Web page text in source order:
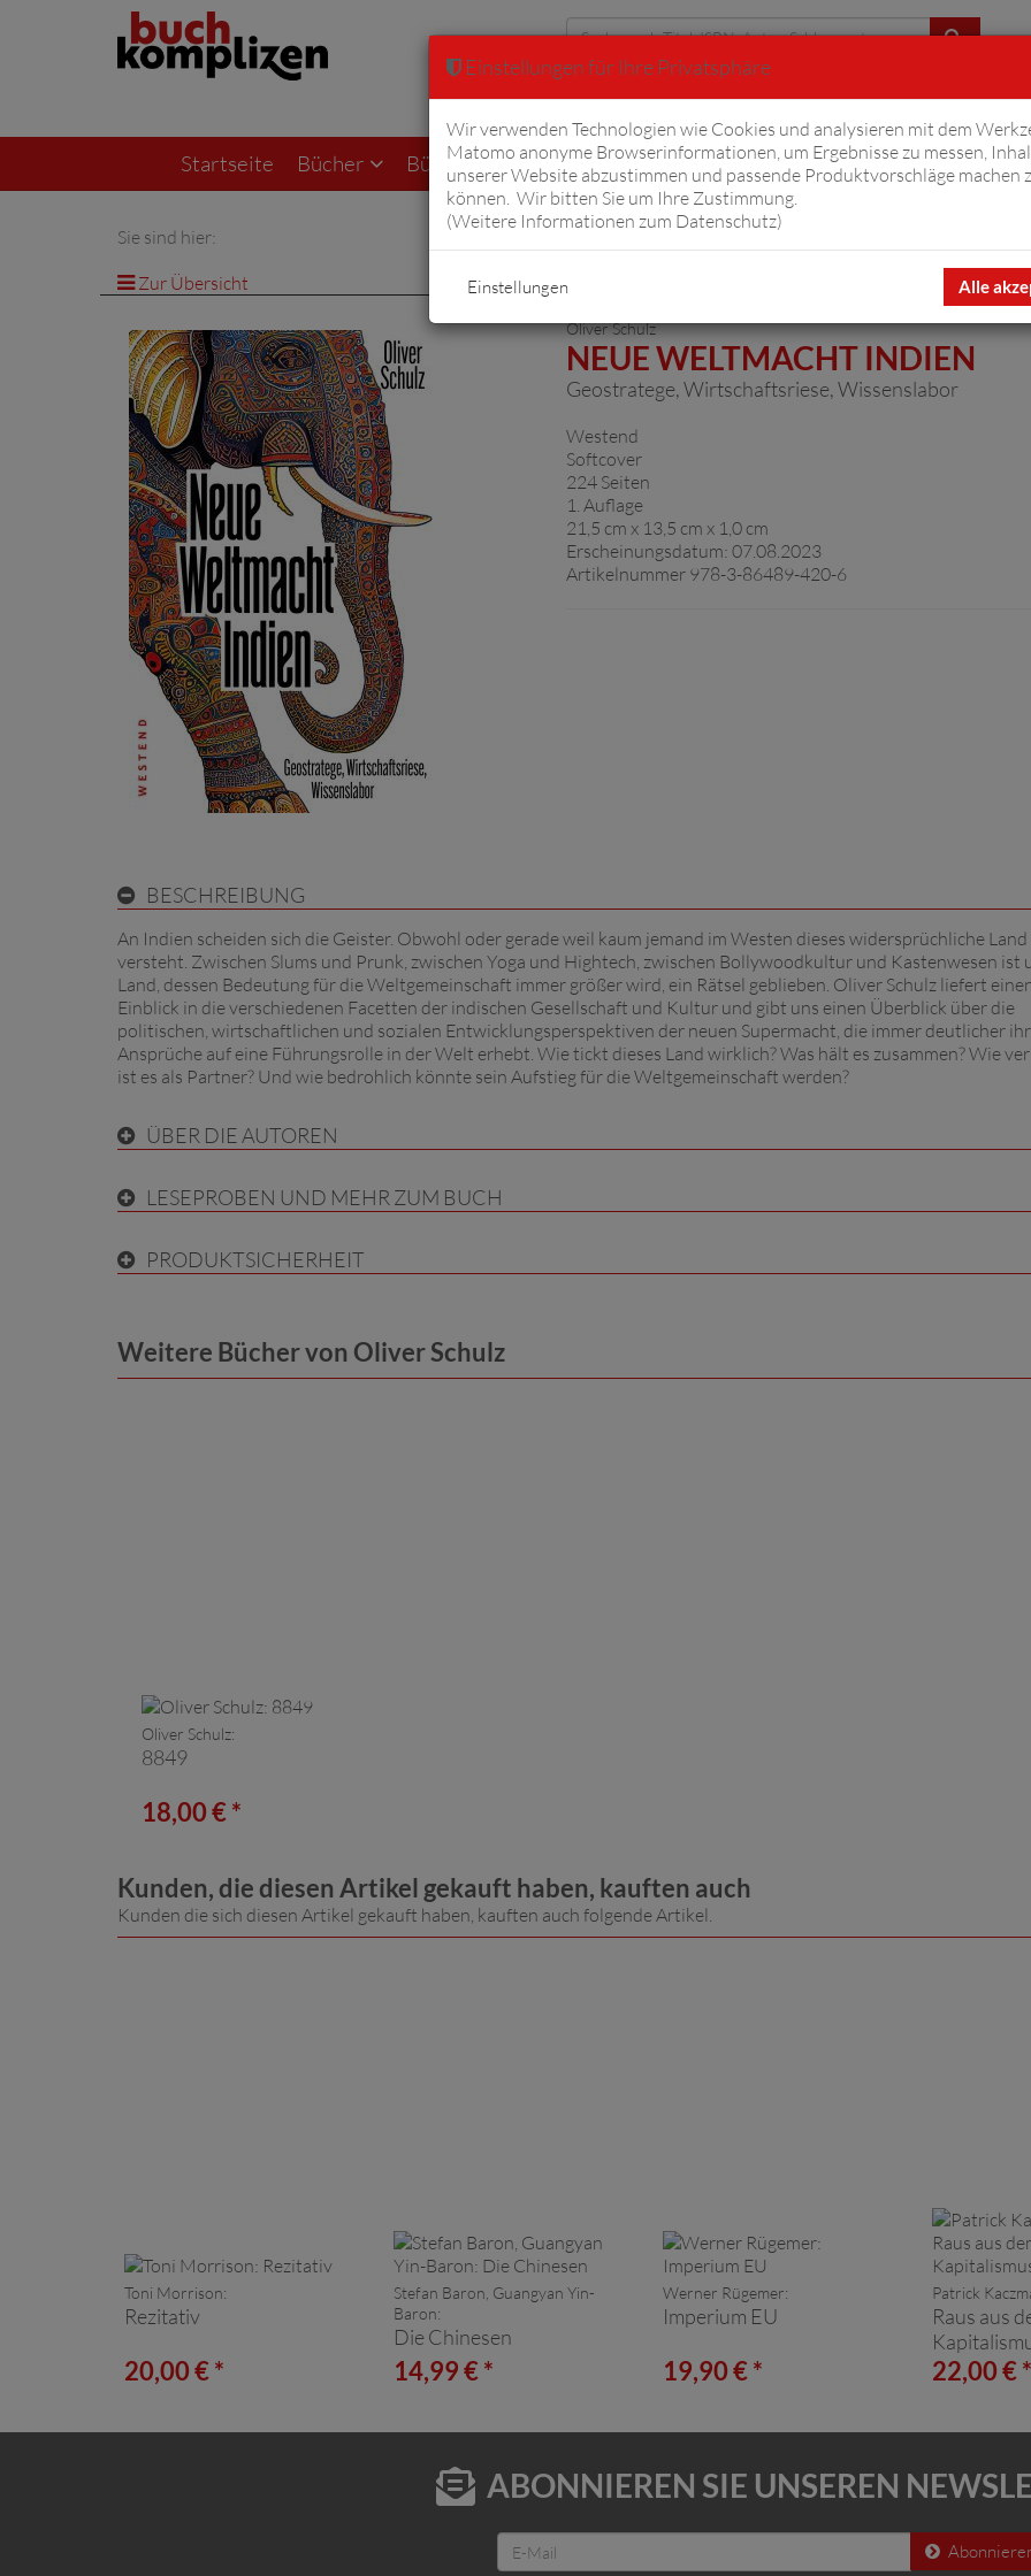
Erweiterte Suche
Startseite Bücher Bücher von Fiftyfifty Hörbücher Komplizen
Sie sind hier:
Zur Übersicht
Oliver Schulz
NEUE WELTMACHT INDIEN
Geostratege, Wirtschaftsriese, Wissenslabor
Westend
Softcover
224 Seiten
1. Auflage
21,5 cm x 13,5 cm x 1,0 cm
Erscheinungsdatum: 07.08.2023
Artikelnummer 978-3-86489-420-6
BESCHREIBUNG
An Indien scheiden sich die Geister. Obwohl oder gerade weil kaum jemand im Westen dieses widersprüchliche Land
versteht. Zwischen Slums und Prunk, zwischen Yoga und Hightech, zwischen Bollywoodkultur und Kastenwesen ist
Land, dessen Bedeutung für die Weltgemeinschaft immer größer wird, ein Rätsel geblieben. Oliver Schulz liefert
Einblick in die verschiedenen Facetten der indischen Gesellschaft und Kultur und gibt uns einen Überblick über die
politischen, wirtschaftlichen und sozialen Entwicklungsperspektiven der neuen Supermacht, die immer deutlicher
Ansprüche auf eine Führungsrolle in der Welt erhebt. Wie tickt dieses Land wirklich? Was hält es zusammen? Wie
ist es als Partner? Und wie bedrohlich könnte sein Aufstieg für die Weltgemeinschaft werden?
ÜBER DIE AUTOREN
LESEPROBEN UND MEHR ZUM BUCH
PRODUKTSICHERHEIT
Weitere Bücher von Oliver Schulz
Oliver Schulz:
8849
18,00 € *
Kunden, die diesen Artikel gekauft haben, kauften auch
Kunden die sich diesen Artikel gekauft haben, kauften auch folgende Artikel.
Toni Morrison:
Rezitativ
20,00 € *
Stefan Baron, Guangyan Yin-
Baron:
Die Chinesen
14,99 € *
Werner Rügemer:
Imperium EU
19,90 € *
Patrick
Raus aus
22,00 € *
ABONNIEREN SIE UNSEREN
Einstellungen für Ihre Privatsphäre
Wir verwenden Technologien wie Cookies und analysieren mit dem
Matomo anonyme Browserinformationen, um Ergebnisse zu messen,
unserer Website abzustimmen und passende Produktvorschläge machen
können. Wir bitten Sie um Ihre Zustimmung.
(Weitere Informationen zum Datenschutz)
Alle
Einstellungen